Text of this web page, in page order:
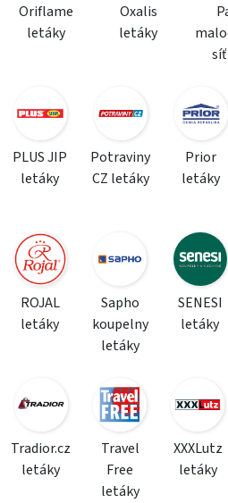
Oriflame
letáky
Oxalis
letáky
PLUS JIP
letáky
Potraviny
CZ letáky
Prior
letáky
ROJAL
letáky
Sapho
koupelny
letáky
SENESI
letáky
Tradior.cz
letáky
Travel
Free
letáky
XXXLutz
letáky